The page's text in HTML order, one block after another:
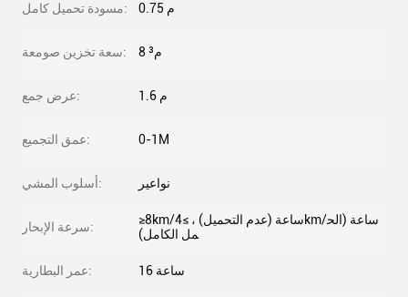
مسودة تحميل كامل: 0.75 م
سعة تخزين صومعة: 8 م³
عرض جمع: 1.6 م
عمق التجميع: 0-1M
أسلوب المشي: نواعير
سرعة الإبحار:
≥8km/ساعة (عدم التحميل) ، ≥4km/ساعة (الح
مل الكامل)
عمر البطارية: 16 ساعة